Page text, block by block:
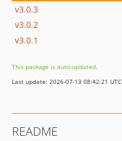
v3.0.3
v3.0.2
v3.0.1
This package is auto-updated.
Last update: 2026-07-13 08:42:21 UTC
README